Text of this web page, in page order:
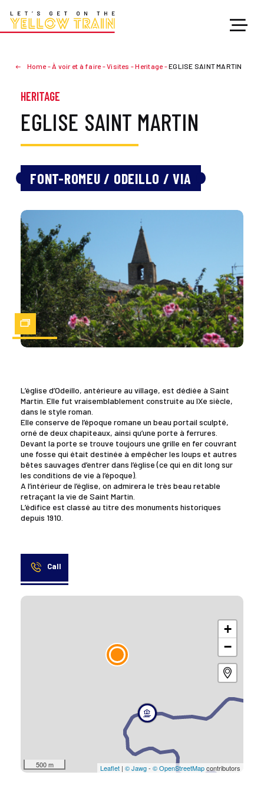
Home-À voir et à faire-Visites -Heritage-EGLISE SAINT MARTIN
HERITAGE
EGLISE SAINT MARTIN
FONT-ROMEU / ODEILLO / VIA
Zoom
L’église d’Odeillo, antérieure au village, est dédiée à Saint
Martin. Elle fut vraisemblablement construite au IXe siècle,
dans le style roman.
Elle conserve de l’époque romane un beau portail sculpté,
orné de deux chapiteaux, ainsi qu’une porte à ferrures.
Devant la porte se trouve toujours une grille en fer couvrant
une fosse qui était destinée à empêcher les loups et autres
bêtes sauvages d’entrer dans l’église (ce qui en dit long sur
les conditions de vie à l’époque).
A l’intérieur de l’église, on admirera le très beau retable
retraçant la vie de Saint Martin.
L’édifice est classé au titre des monuments historiques
depuis 1910.
Call
+
−
500 m Leaflet | © Jawg- © OpenStreetMapcontributors